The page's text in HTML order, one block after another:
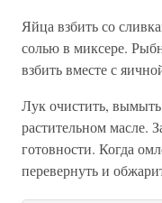
Яйца взбить со
солью в миксере.
взбить вместе с
Лук очистить,
растительном масле.
готовности. Когда
перевернуть и